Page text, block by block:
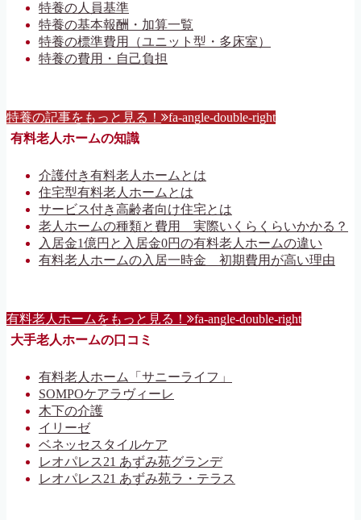
特養の人員基準
特養の基本報酬・加算一覧
特養の標準費用（ユニット型・多床室）
特養の費用・自己負担
特養の記事をもっと見る！ fa-angle-double-right
有料老人ホームの知識
介護付き有料老人ホームとは
住宅型有料老人ホームとは
サービス付き高齢者向け住宅とは
老人ホームの種類と費用 実際いくらくらいかかる？
入居金1億円と入居金0円の有料老人ホームの違い
有料老人ホームの入居一時金 初期費用が高い理由
有料老人ホームをもっと見る！ fa-angle-double-right
大手老人ホームの口コミ
有料老人ホーム「サニーライフ」
SOMPOケアラヴィーレ
木下の介護
イリーゼ
ベネッセスタイルケア
レオパレス21 あずみ苑グランデ
レオパレス21 あずみ苑ラ・テラス